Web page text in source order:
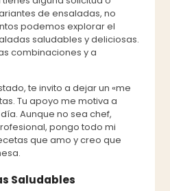
de ensaladas, no
podemos explorar el
saludables y deliciosas.
combinaciones y a
te invito a dejar un «me
Tu apoyo me motiva a
Aunque no sea chef,
pongo todo mi
que amo y creo que
Saludables